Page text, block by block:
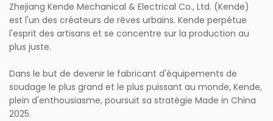
Zhejiang Kende Mechanical & Electrical Co., Ltd. (Kende)
est l'un des créateurs de rêves urbains. Kende perpétue
l'esprit des artisans et se concentre sur la production au
plus juste.
Dans le but de devenir le fabricant d'équipements de
soudage le plus grand et le plus puissant au monde, Kende,
plein d'enthousiasme, poursuit sa stratégie Made in China
2025.